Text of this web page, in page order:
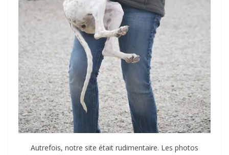
Autrefois, notre site était rudimentaire. Les photos